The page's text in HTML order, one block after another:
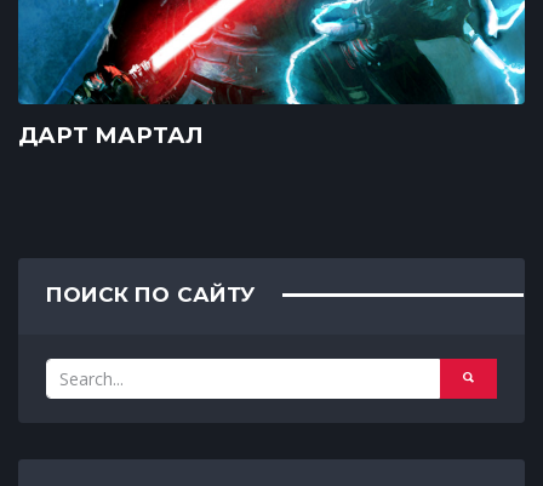
ДАРТ МАРТАЛ
ПОИСК ПО САЙТУ